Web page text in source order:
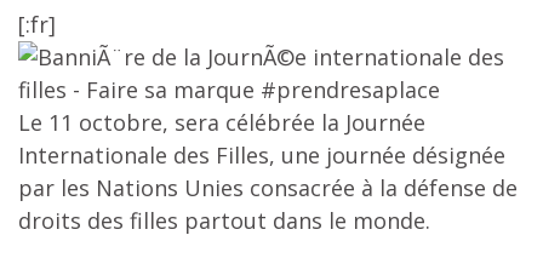
[:fr]
Le 11 octobre, sera célébrée la Journée
Internationale des Filles, une journée désignée
par les Nations Unies consacrée à la défense de
droits des filles partout dans le monde.